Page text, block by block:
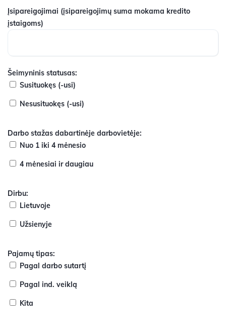
Įsipareigojimai (įsipareigojimų suma mokama kredito
įstaigoms)
Šeimyninis statusas:
Susituokęs (-usi)
Nesusituokęs (-usi)
Darbo stažas dabartinėje darbovietėje:
Nuo 1 iki 4 mėnesio
4 mėnesiai ir daugiau
Dirbu:
Lietuvoje
Užsienyje
Pajamų tipas:
Pagal darbo sutartį
Pagal ind. veiklą
Kita